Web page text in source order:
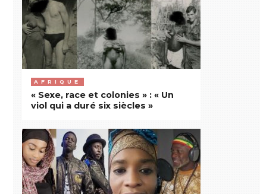
AFRIQUE
« Sexe, race et colonies » : « Un
viol qui a duré six siècles »